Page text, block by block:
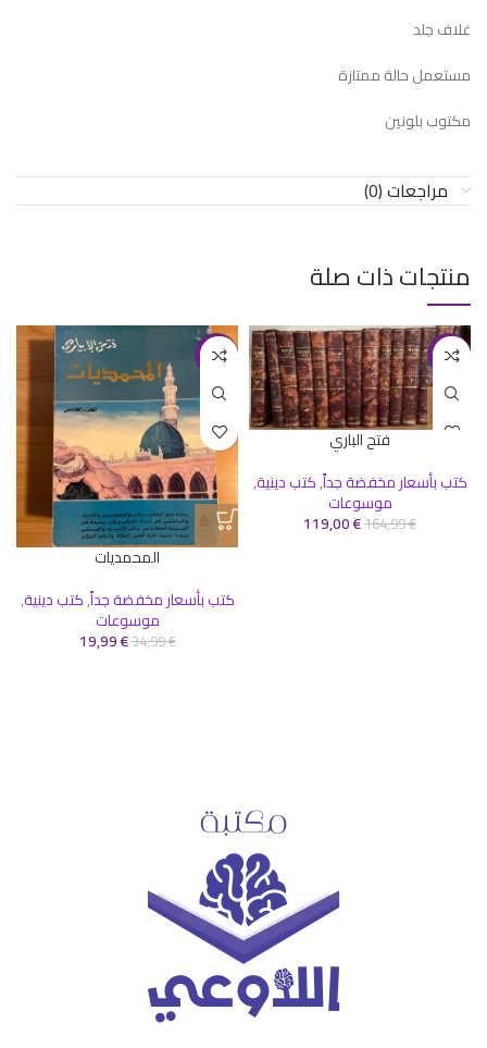
غلاف جلد
مستعمل حالة ممتازة
مكتوب بلونين
مراجعات (0)
منتجات ذات صلة
-28%
فتح الباري
كتب بأسعار مخفضة جداً,كتب دينية,
موسوعات
164,99€
119,00€
-43%
المحمديات
كتب بأسعار مخفضة جداً,كتب دينية,
موسوعات
34,99€
19,99€